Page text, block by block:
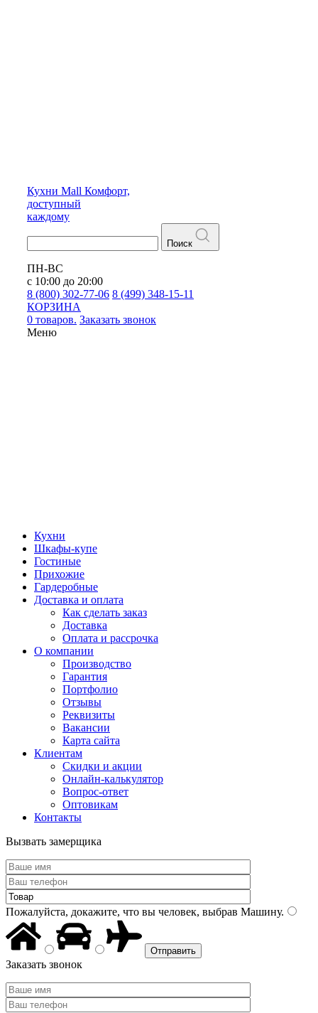
Кухни Mall Комфорт,
доступный
каждому
Поиск
ПН-ВС
с 10:00 до 20:00
8 (800) 302-77-06 8 (499) 348-15-11
КОРЗИНА
0 товаров. Заказать звонок
Меню
Кухни
Шкафы-купе
Гостиные
Прихожие
Гардеробные
Доставка и оплата
Как сделать заказ
Доставка
Оплата и рассрочка
О компании
Производство
Гарантия
Портфолио
Отзывы
Реквизиты
Вакансии
Карта сайта
Клиентам
Скидки и акции
Онлайн-калькулятор
Вопрос-ответ
Оптовикам
Контакты
Вызвать замерщика
Пожалуйста, докажите, что вы человек, выбрав Машину.
Заказать звонок